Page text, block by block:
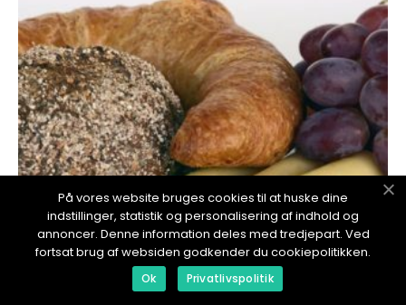
redaktionel
Brunch Hillerød: En Guide til Perfekte
På vores website bruges cookies til at huske dine
indstillinger, statistik og personalisering af indhold og
annoncer. Denne information deles med tredjepart. Ved
fortsat brug af websiden godkender du cookiepolitikken.
Ok Privatlivspolitik